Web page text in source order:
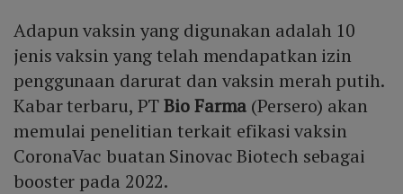
Adapun vaksin yang digunakan adalah 10
jenis vaksin yang telah mendapatkan izin
penggunaan darurat dan vaksin merah putih.
Kabar terbaru, PTBio Farma (Persero) akan
memulai penelitian terkait efikasi vaksin
CoronaVac buatan Sinovac Biotech sebagai
booster pada 2022.